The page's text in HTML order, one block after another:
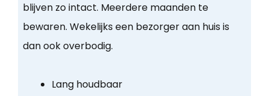
blijven zo intact. Meerdere maanden te
bewaren. Wekelijks een bezorger aan huis is
dan ook overbodig.
Lang houdbaar